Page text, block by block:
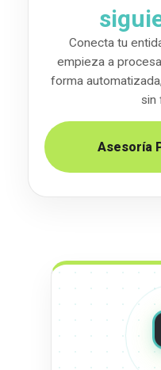
Conecta tu
empieza a
forma
sin
Asesoría